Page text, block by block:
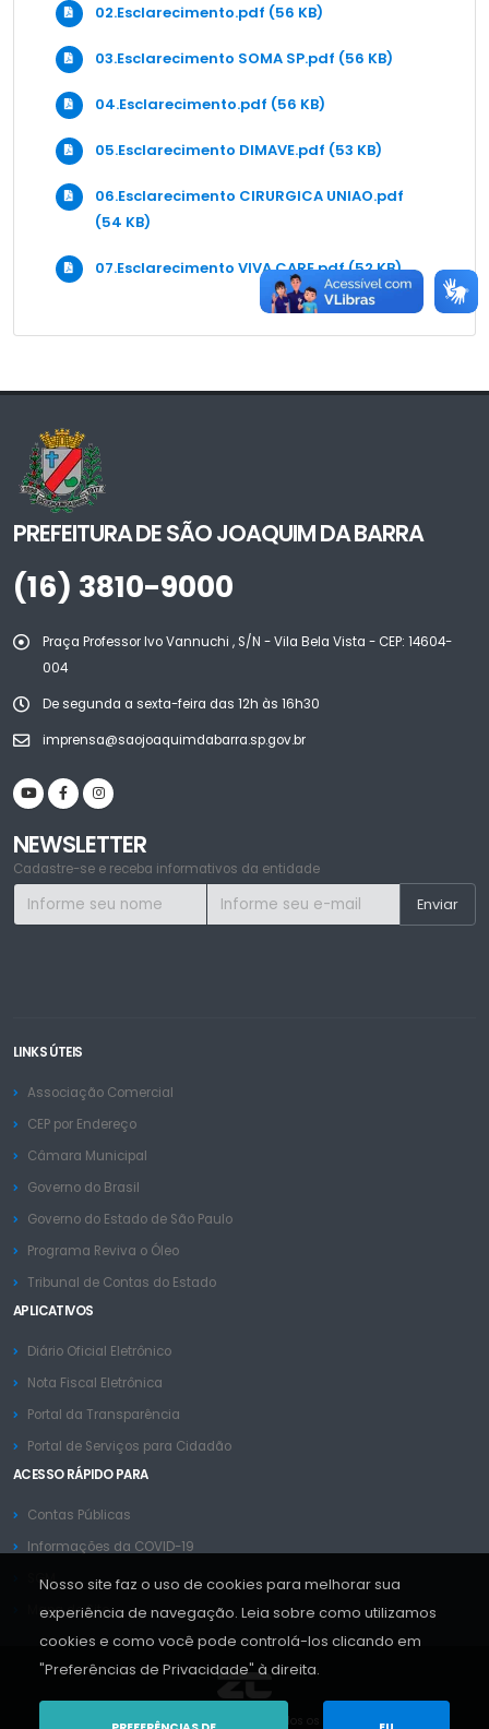
02.Esclarecimento.pdf (56 KB)
03.Esclarecimento SOMA SP.pdf (56 KB)
04.Esclarecimento.pdf (56 KB)
05.Esclarecimento DIMAVE.pdf (53 KB)
06.Esclarecimento CIRURGICA UNIAO.pdf
(54 KB)
07.Esclarecimento VIVA CARE.pdf (52 KB)
PREFEITURA DE SÃO JOAQUIM DA BARRA
(16) 3810-9000
Praça Professor Ivo Vannuchi , S/N - Vila Bela Vista - CEP: 14604-
004
De segunda a sexta-feira das 12h às 16h30
imprensa@saojoaquimdabarra.sp.gov.br
NEWSLETTER
Cadastre-se e receba informativos da entidade
LINKS ÚTEIS
Associação Comercial
CEP por Endereço
Câmara Municipal
Governo do Brasil
Governo do Estado de São Paulo
Programa Reviva o Óleo
Tribunal de Contas do Estado
APLICATIVOS
Diário Oficial Eletrônico
Nota Fiscal Eletrônica
Portal da Transparência
Portal de Serviços para Cidadão
ACESSO RÁPIDO PARA
Contas Públicas
Informações da COVID-19
SGM
Mapa do Site
Copyright © ZC Sistemas 2013-2026. Todos os Direitos Reservados.
Nosso site faz o uso de cookies para melhorar sua
experiência de navegação. Leia sobre como utilizamos
cookies e como você pode controlá-los clicando em
"Preferências de Privacidade" à direita.